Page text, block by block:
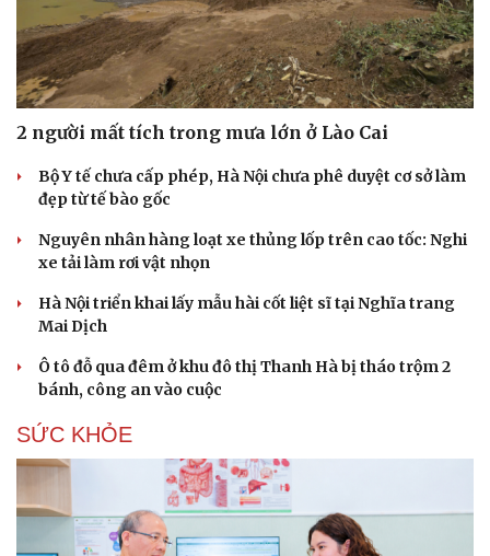
Tư vấn
Săn Tour
Câu chuyện thời sự
Cửa sổ tình yêu
Kể chuyện cho bé
2 người mất tích trong mưa lớn ở Lào Cai
Bộ Y tế chưa cấp phép, Hà Nội chưa phê duyệt cơ sở làm
đẹp từ tế bào gốc
Nguyên nhân hàng loạt xe thủng lốp trên cao tốc: Nghi
xe tải làm rơi vật nhọn
Hà Nội triển khai lấy mẫu hài cốt liệt sĩ tại Nghĩa trang
Mai Dịch
Ô tô đỗ qua đêm ở khu đô thị Thanh Hà bị tháo trộm 2
bánh, công an vào cuộc
SỨC KHỎE